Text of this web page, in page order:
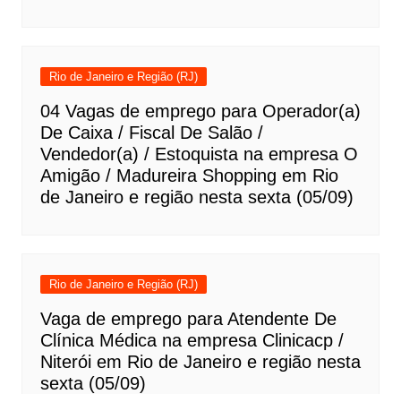
Rio de Janeiro e Região (RJ)
04 Vagas de emprego para Operador(a)
De Caixa / Fiscal De Salão /
Vendedor(a) / Estoquista na empresa O
Amigão / Madureira Shopping em Rio
de Janeiro e região nesta sexta (05/09)
Rio de Janeiro e Região (RJ)
Vaga de emprego para Atendente De
Clínica Médica na empresa Clinicacp /
Niterói em Rio de Janeiro e região nesta
sexta (05/09)